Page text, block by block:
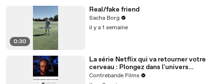
0:30
Real/fake friend
Sacha Borg
il y a 1 semaine
La série Netflix qui va retourner votre
cerveau : Plongez dans l'univers
complexe de DARK
Contrebande Films